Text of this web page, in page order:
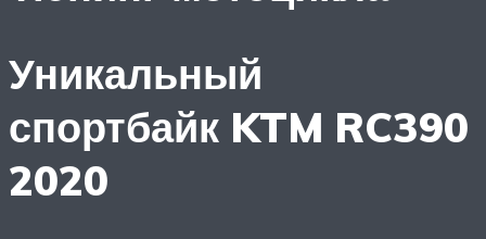
Уникальный
спортбайк KTM RC390
2020